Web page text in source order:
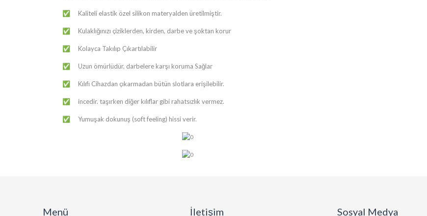
✅ ​​​Kaliteli elastik özel silikon materyalden üretilmiştir.
✅ ​​​Kulaklığınızı çiziklerden, kirden, darbe ve şoktan korur
✅ ​​​Kolayca Takılıp Çıkartılabilir
✅ ​​​Uzun ömürlüdür, darbelere karşı koruma Sağlar
✅ ​​​Kılıfı Cihazdan çıkarmadan bütün slotlara erişilebilir.
✅ ​​​incedir. taşırken diğer kılıflar gibi rahatsızlık vermez.
✅ ​​​Yumuşak dokunuş (soft feeling) hissi verir.
Menü İletişim Sosyal Medya